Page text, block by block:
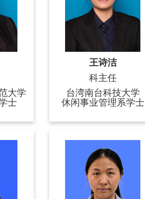
大学
士
王诗洁
科主任
台湾南台科技大学
休闲事业管理系学士